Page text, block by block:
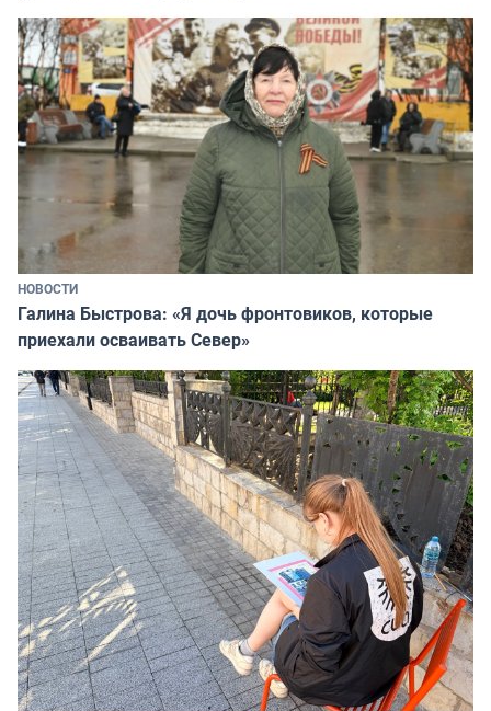
НОВОСТИ
Галина Быстрова: «Я дочь фронтовиков, которые
приехали осваивать Север»